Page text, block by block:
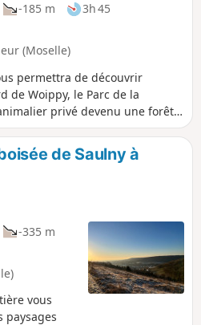
-185 m
3h 45
(Moselle)
permettra de découvrir
de Woippy, le Parc de la
privé devenu une forêt),
vue unique sur Saulny ou encore
le Bois de Plesnois.
de Saulny à
-335 m
vous
paysages